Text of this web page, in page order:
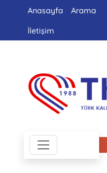
Anasayfa Arama
İletişim